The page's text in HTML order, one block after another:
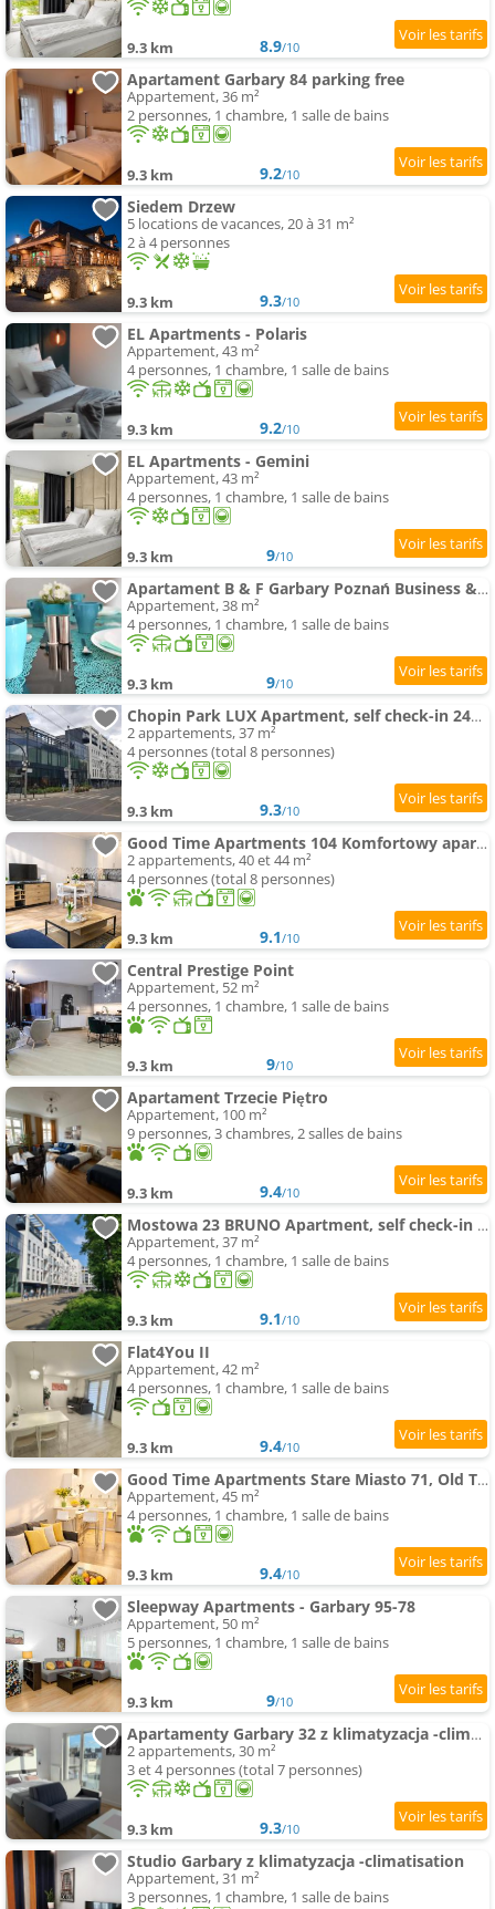
9.3 km 8.9/10
Apartament Garbary 84 parking free
Appartement, 36 m²
2 personnes, 1 chambre, 1 salle de bains
9.3 km 9.2/10
Siedem Drzew
5 locations de vacances, 20 à 31 m²
2 à 4 personnes
9.3 km 9.3/10
EL Apartments - Polaris
Appartement, 43 m²
4 personnes, 1 chambre, 1 salle de bains
9.3 km 9.2/10
EL Apartments - Gemini
Appartement, 43 m²
4 personnes, 1 chambre, 1 salle de bains
9.3 km 9/10
Apartament B & F Garbary Poznań Business & Family - Parking
Appartement, 38 m²
4 personnes, 1 chambre, 1 salle de bains
9.3 km 9/10
Chopin Park LUX Apartment, self check-in 24h, free parking,climatisation
2 appartements, 37 m²
4 personnes (total 8 personnes)
9.3 km 9.3/10
Good Time Apartments 104 Komfortowy apartament w sercu Starego Miasta
2 appartements, 40 et 44 m²
4 personnes (total 8 personnes)
9.3 km 9.1/10
Central Prestige Point
Appartement, 52 m²
4 personnes, 1 chambre, 1 salle de bains
9.3 km 9/10
Apartament Trzecie Piętro
Appartement, 100 m²
9 personnes, 3 chambres, 2 salles de bains
9.3 km 9.4/10
Mostowa 23 BRUNO Apartment, self check-in 24h, free parking,climatisation
Appartement, 37 m²
4 personnes, 1 chambre, 1 salle de bains
9.3 km 9.1/10
Flat4You II
Appartement, 42 m²
4 personnes, 1 chambre, 1 salle de bains
9.3 km 9.4/10
Good Time Apartments Stare Miasto 71, Old Town, idealna lokalizacja
Appartement, 45 m²
4 personnes, 1 chambre, 1 salle de bains
9.3 km 9.4/10
Sleepway Apartments - Garbary 95-78
Appartement, 50 m²
5 personnes, 1 chambre, 1 salle de bains
9.3 km 9/10
Apartamenty Garbary 32 z klimatyzacja -climatisation
2 appartements, 30 m²
3 et 4 personnes (total 7 personnes)
9.3 km 9.3/10
Studio Garbary z klimatyzacja -climatisation
Appartement, 31 m²
3 personnes, 1 chambre, 1 salle de bains